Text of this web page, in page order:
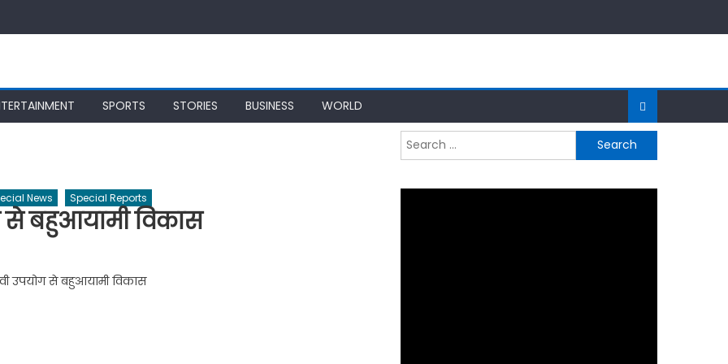
SPORTS STORIES BUSINESS WORLD
News Special Reports
से बहुआयामी विकास
उपयोग से बहुआयामी विकास
Search
for: